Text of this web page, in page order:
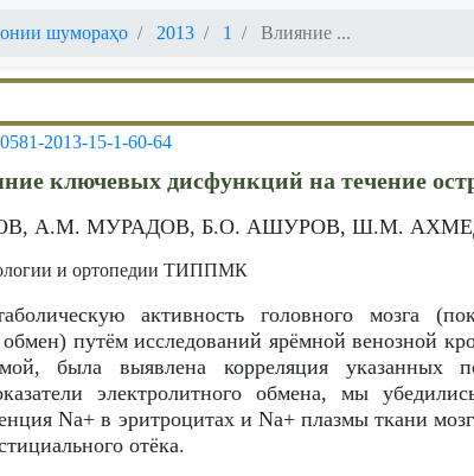
шумораҳо 2013 1 Влияние ...
2013-15-1-60-64
ключевых дисфункций на течение
А.М. МУРАДОВ, Б.О. АШУРОВ, Ш.М.
и ортопедии ТИППМК
активность головного мозга
путём исследований ярёмной венозной
была выявлена корреляция указанных
электролитного обмена, мы
Na+ в эритроцитах и Na+ плазмы ткани
отёка.